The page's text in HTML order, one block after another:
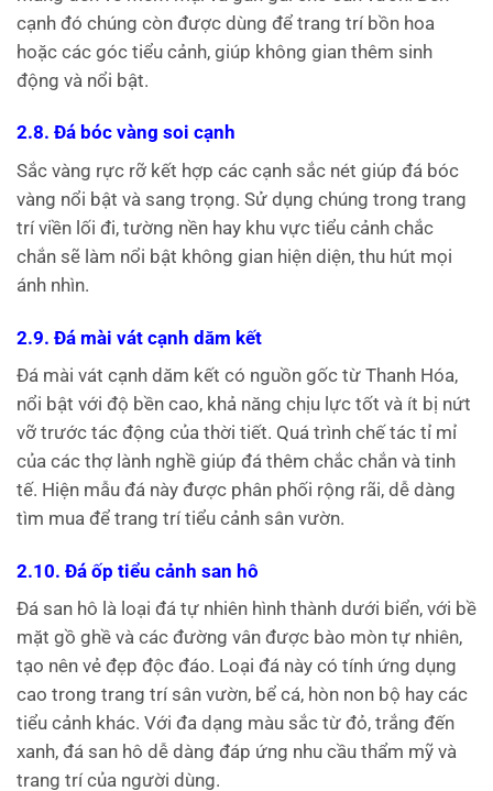
cạnh đó chúng còn được dùng để trang trí bồn hoa
hoặc các góc tiểu cảnh, giúp không gian thêm sinh
động và nổi bật.
2.8. Đá bóc vàng soi cạnh
Sắc vàng rực rỡ kết hợp các cạnh sắc nét giúp đá bóc
vàng nổi bật và sang trọng. Sử dụng chúng trong trang
trí viền lối đi, tường nền hay khu vực tiểu cảnh chắc
chắn sẽ làm nổi bật không gian hiện diện, thu hút mọi
ánh nhìn.
2.9. Đá mài vát cạnh dăm kết
Đá mài vát cạnh dăm kết có nguồn gốc từ Thanh Hóa,
nổi bật với độ bền cao, khả năng chịu lực tốt và ít bị nứt
vỡ trước tác động của thời tiết. Quá trình chế tác tỉ mỉ
của các thợ lành nghề giúp đá thêm chắc chắn và tinh
tế. Hiện mẫu đá này được phân phối rộng rãi, dễ dàng
tìm mua để trang trí tiểu cảnh sân vườn.
2.10. Đá ốp tiểu cảnh san hô
Đá san hô là loại đá tự nhiên hình thành dưới biển, với bề
mặt gồ ghề và các đường vân được bào mòn tự nhiên,
tạo nên vẻ đẹp độc đáo. Loại đá này có tính ứng dụng
cao trong trang trí sân vườn, bể cá, hòn non bộ hay các
tiểu cảnh khác. Với đa dạng màu sắc từ đỏ, trắng đến
xanh, đá san hô dễ dàng đáp ứng nhu cầu thẩm mỹ và
trang trí của người dùng.